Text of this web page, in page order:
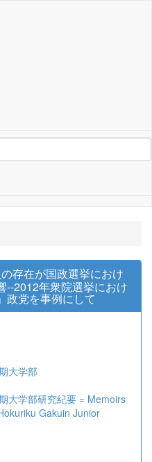
存在が国政選挙におけ
--2012年衆院選挙におけ
政党を事例にして
大学部
大学部研究紀要 = Memoirs
Gakuin Junior